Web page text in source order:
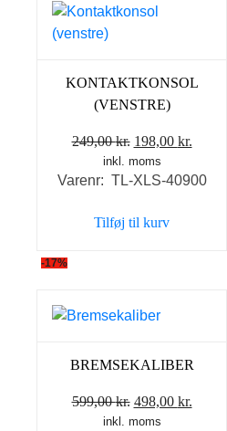
KONTAKTKONSOL
(VENSTRE)
249,00kr. Den
oprindelige
pris
249,00 kr..
198,00 kr.
pris
inkl. moms
Varenr: TL-XLS-40900
Tilføj til kurv
-17%
BREMSEKALIBER
599,00kr. Den
oprindelige
498,00 kr.
inkl. moms